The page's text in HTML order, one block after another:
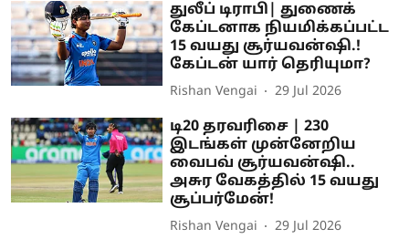
துலீப் டிராபி| துணைக்
கேப்டனாக நியமிக்கப்பட்ட
15 வயது சூர்யவன்ஷி.!
கேப்டன் யார் தெரியுமா?
Rishan Vengai 29 Jul 2026
டி20 தரவரிசை | 230
இடங்கள் முன்னேறிய
வைபவ் சூர்யவன்ஷி..
அசுர வேகத்தில் 15 வயது
சூப்பர்மேன்!
Rishan Vengai 29 Jul 2026